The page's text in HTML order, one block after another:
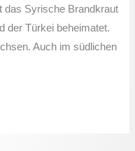
das Syrische Brandkraut
der Türkei beheimatet.
Auch im südlichen